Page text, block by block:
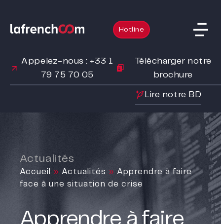
Hotline
Appelez-nous : +33 1
79 75 70 05
Télécharger notre
brochure
Lire notre BD
Actualités
Accueil » Actualités » Apprendre à faire
face à une situation de crise
Apprendre à faire